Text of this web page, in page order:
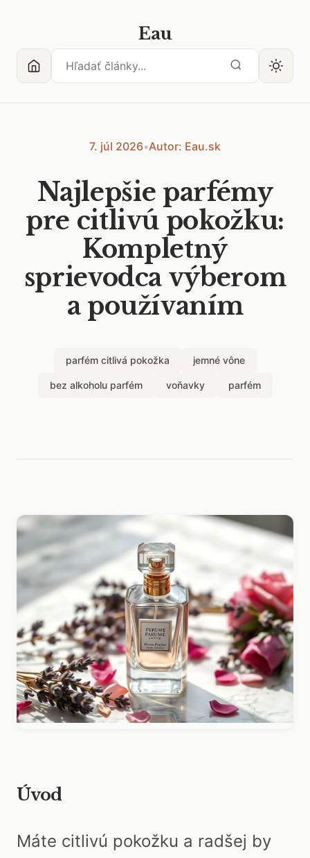
Eau
7. júl 2026•Autor: Eau.sk
Najlepšie parfémy
pre citlivú pokožku:
Kompletný
sprievodca výberom
a používaním
parfém citlivá pokožka jemné vône
bez alkoholu parfém voňavky parfém
Úvod
Máte citlivú pokožku a radšej by